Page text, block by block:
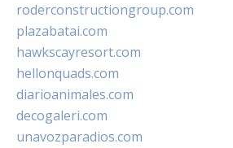
roderconstructiongroup.com
plazabatai.com
hawkscayresort.com
hellonquads.com
diarioanimales.com
decogaleri.com
unavozparadios.com